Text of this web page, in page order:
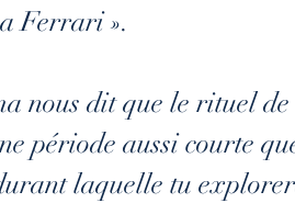
Ferrari ».
nous dit que le rituel
période aussi courte
laquelle tu